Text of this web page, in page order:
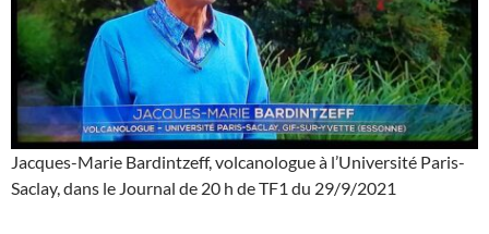
Jacques-Marie Bardintzeff, volcanologue à l’Université Paris-
Saclay, dans le Journal de 20 h de TF1 du 29/9/2021